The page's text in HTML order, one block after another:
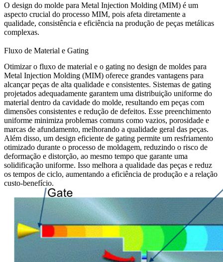
O design do molde para Metal Injection Molding (MIM) é um
aspecto crucial do processo MIM, pois afeta diretamente a
qualidade, consistência e eficiência na produção de peças metálicas
complexas.
Fluxo de Material e Gating
Otimizar o fluxo de material e o gating no design de moldes para
Metal Injection Molding (MIM) oferece grandes vantagens para
alcançar peças de alta qualidade e consistentes. Sistemas de gating
projetados adequadamente garantem uma distribuição uniforme do
material dentro da cavidade do molde, resultando em peças com
dimensões consistentes e redução de defeitos. Esse preenchimento
uniforme minimiza problemas comuns como vazios, porosidade e
marcas de afundamento, melhorando a qualidade geral das peças.
Além disso, um design eficiente de gating permite um resfriamento
otimizado durante o processo de moldagem, reduzindo o risco de
deformação e distorção, ao mesmo tempo que garante uma
solidificação uniforme. Isso melhora a qualidade das peças e reduz
os tempos de ciclo, aumentando a eficiência de produção e a relação
custo-benefício.